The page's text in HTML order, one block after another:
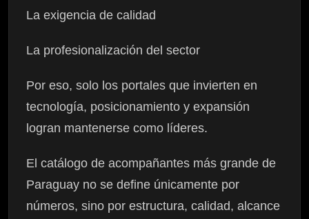
La exigencia de calidad
La profesionalización del sector
Por eso, solo los portales que invierten en
tecnología, posicionamiento y expansión
logran mantenerse como líderes.
El catálogo de acompañantes más grande de
Paraguay no se define únicamente por
números, sino por estructura, calidad, alcance